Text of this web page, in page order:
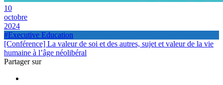
10
octobre
2024
#Executive Education
[Conférence] La valeur de soi et des autres, sujet et valeur de la vie
humaine à l’âge néolibéral
Partager sur